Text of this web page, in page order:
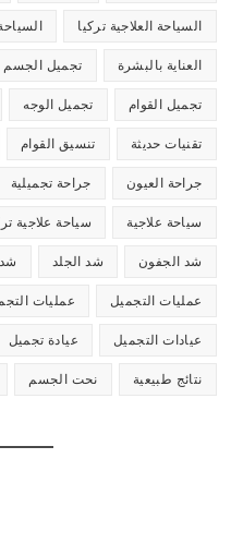
السياحة العلاجية تركيا
العناية بالبشرة تجميل الجسم
تجميل القوام تجميل الوجه
تقنيات حديثة تنسيق القوام
جراحة العيون جراحة تجميلية
سياحة علاجية سياحة علاجية
شد الجفون شد الجلد
عمليات التجميل عمليات
عيادات التجميل عيادة تجميل
نتائج طبيعية نحت الجسم